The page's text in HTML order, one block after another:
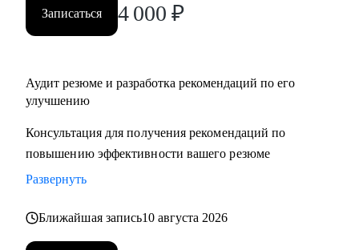
Записаться 4 000 ₽
Аудит резюме и разработка рекомендаций по его
улучшению
Консультация для получения рекомендаций по
повышению эффективности вашего резюме
Развернуть
Ближайшая запись10 августа 2026